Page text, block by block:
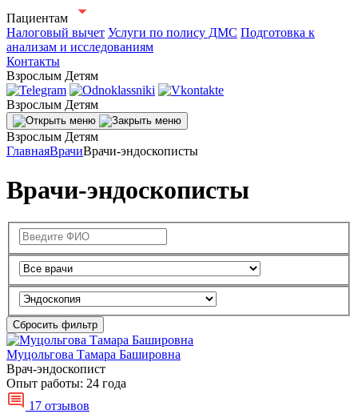
Пациентам
Налоговый вычет Услуги по полису ДМС Подготовка к
анализам и исследованиям
Контакты
Взрослым Детям
Взрослым Детям
Взрослым Детям
ГлавнаяВрачиВрачи-эндоскописты
Врачи-эндоскописты
Сбросить фильтр
Муцольгова Тамара Башировна
Врач-эндоскопист
Опыт работы: 24 года
17 отзывов